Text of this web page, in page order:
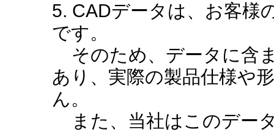
5. CADデータは、お客様
です。
そのため、データに含
あり、実際の製品仕様や
ん。
また、当社はこのデー